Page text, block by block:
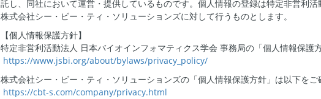
託し、同社において運営・提供しているものです。個人情報の登録は特定非営利
株式会社シー・ビー・ティ・ソリューションズに対して行うものとします。
【個人情報保護方針】
特定非営利活動法人 日本バイオインフォマティクス学会 事務局の「個人情報保護
https://www.jsbi.org/about/bylaws/privacy_policy/
株式会社シー・ビー・ティ・ソリューションズの「個人情報保護方針」は以下をご
https://cbt-s.com/company/privacy.html